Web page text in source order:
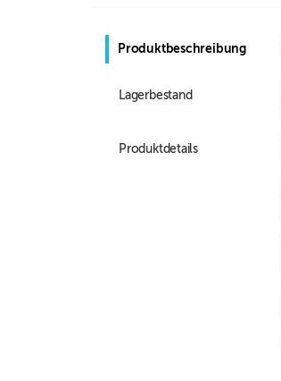
Produktbeschreibung
Lagerbestand
Produktdetails